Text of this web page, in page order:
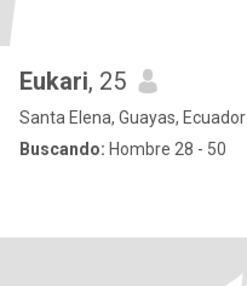
Eukari, 25
Santa Elena, Guayas, Ecuador
Buscando: Hombre 28 - 50